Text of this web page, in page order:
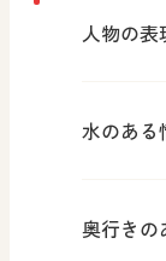
人物の表
水のある
奥行きの